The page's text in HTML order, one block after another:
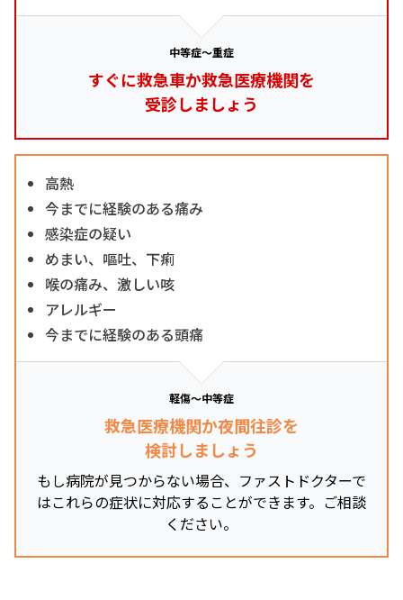
中等症～重症
すぐに救急車か救急医療機関を
受診しましょう
高熱
今までに経験のある痛み
感染症の疑い
めまい、嘔吐、下痢
喉の痛み、激しい咳
アレルギー
今までに経験のある頭痛
軽傷～中等症
救急医療機関か夜間往診を
検討しましょう
もし病院が見つからない場合、ファストドクターで
はこれらの症状に対応することができます。ご相談
ください。